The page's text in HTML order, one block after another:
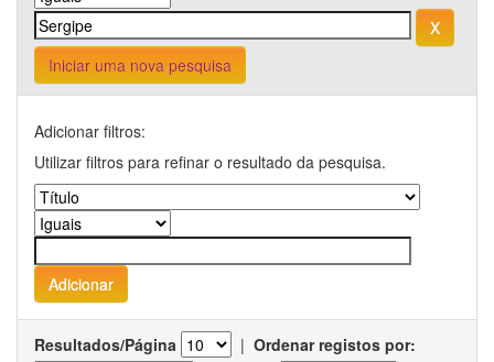
Iniciar uma nova pesquisa
Adicionar filtros:
Utilizar filtros para refinar o resultado da pesquisa.
Resultados/Página | Ordenar registos por: